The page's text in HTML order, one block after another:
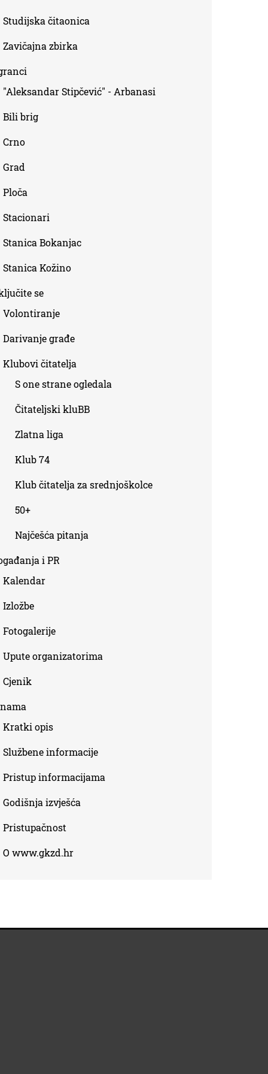
Studijska čitaonica
Zavičajna zbirka
"Aleksandar Stipčević" - Arbanasi
Bili brig
Crno
Grad
Ploča
Stacionari
Stanica Bokanjac
Stanica Kožino
se
Volontiranje
Darivanje građe
Klubovi čitatelja
S one strane ogledala
Čitateljski kluBB
Zlatna liga
Klub 74
Klub čitatelja za srednjoškolce
50+
Najčešća pitanja
i PR
Kalendar
Izložbe
Fotogalerije
Upute organizatorima
Cjenik
Kratki opis
Službene informacije
Pristup informacijama
Godišnja izvješća
Pristupačnost
O www.gkzd.hr